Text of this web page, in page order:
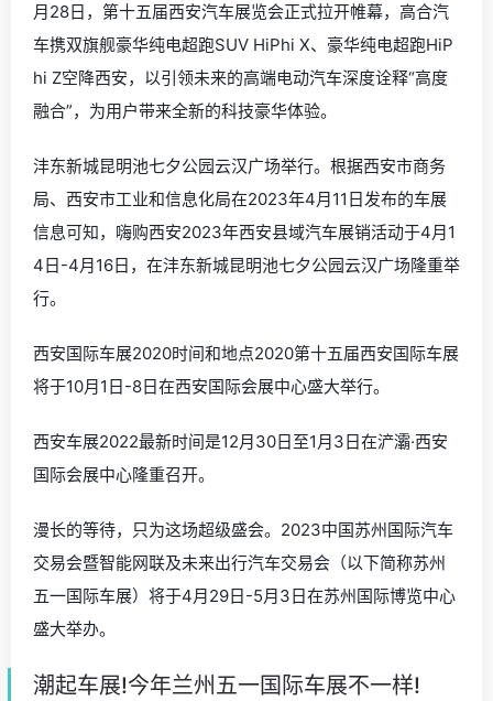
月28日，第十五届西安汽车展览会正式拉开帷幕，高合汽
车携双旗舰豪华纯电超跑SUV HiPhi X、豪华纯电超跑HiP
hi Z空降西安，以引领未来的高端电动汽车深度诠释“高度
融合”，为用户带来全新的科技豪华体验。
沣东新城昆明池七夕公园云汉广场举行。根据西安市商务
局、西安市工业和信息化局在2023年4月11日发布的车展
信息可知，嗨购西安2023年西安县域汽车展销活动于4月1
4日-4月16日，在沣东新城昆明池七夕公园云汉广场隆重举
行。
西安国际车展2020时间和地点2020第十五届西安国际车展
将于10月1日-8日在西安国际会展中心盛大举行。
西安车展2022最新时间是12月30日至1月3日在浐灞·西安
国际会展中心隆重召开。
漫长的等待，只为这场超级盛会。2023中国苏州国际汽车
交易会暨智能网联及未来出行汽车交易会（以下简称苏州
五一国际车展）将于4月29日-5月3日在苏州国际博览中心
盛大举办。
潮起车展!今年兰州五一国际车展不一样!